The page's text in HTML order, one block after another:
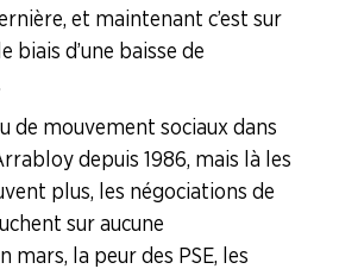
et maintenant c’est sur
biais d’une baisse de
de mouvement sociaux dans
depuis 1986, mais là les
plus, les négociations de
sur aucune
mars, la peur des PSE, les